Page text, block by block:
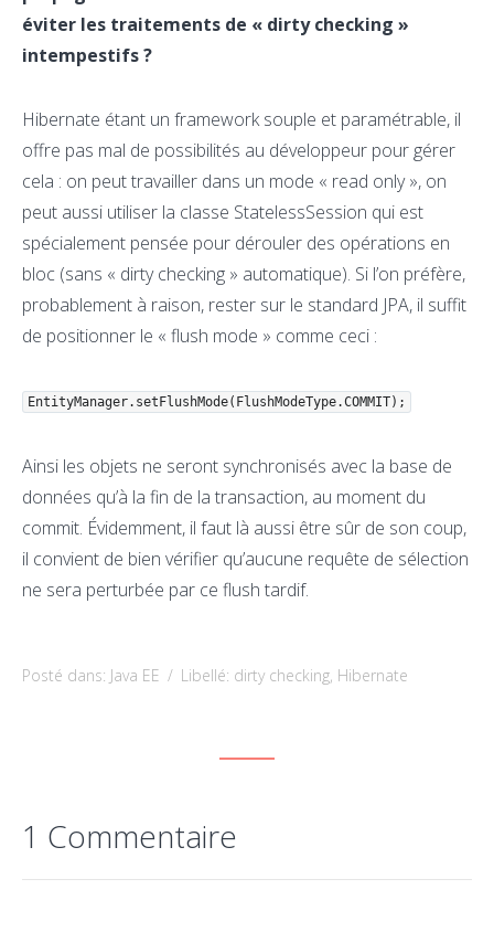
éviter les traitements de « dirty checking »
intempestifs ?
Hibernate étant un framework souple et paramétrable, il
offre pas mal de possibilités au développeur pour gérer
cela : on peut travailler dans un mode « read only », on
peut aussi utiliser la classe StatelessSession qui est
spécialement pensée pour dérouler des opérations en
bloc (sans « dirty checking » automatique). Si l’on préfère,
probablement à raison, rester sur le standard JPA, il suffit
de positionner le « flush mode » comme ceci :
EntityManager.setFlushMode(FlushModeType.COMMIT);
Ainsi les objets ne seront synchronisés avec la base de
données qu’à la fin de la transaction, au moment du
commit. Évidemment, il faut là aussi être sûr de son coup,
il convient de bien vérifier qu’aucune requête de sélection
ne sera perturbée par ce flush tardif.
Posté dans: Java EE / Libellé: dirty checking, Hibernate
1 Commentaire